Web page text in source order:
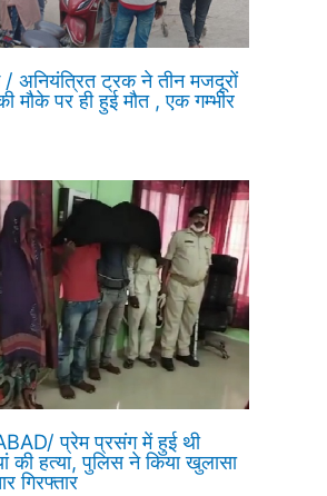
/ अनियंत्रित ट्रक ने तीन मजदूरों
मौके पर ही हुई मौत , एक गम्भीर
प्रेम प्रसंग में हुई थी
की हत्या, पुलिस ने किया खुलासा
गिरफ्तार